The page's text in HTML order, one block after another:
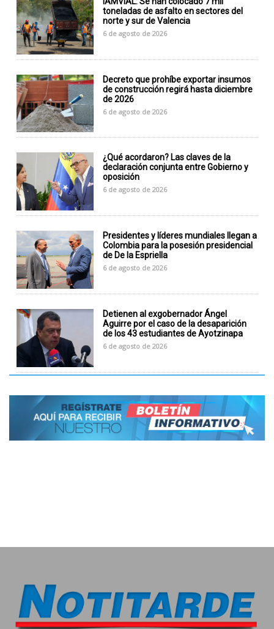
toneladas de asfalto en sectores del
norte y sur de Valencia
6 de agosto de 2026
Decreto que prohíbe exportar insumos
de construcción regirá hasta diciembre
de 2026
6 de agosto de 2026
¿Qué acordaron? Las claves de la
declaración conjunta entre Gobierno y
oposición
6 de agosto de 2026
Presidentes y líderes mundiales llegan a
Colombia para la posesión presidencial
de De la Espriella
6 de agosto de 2026
Detienen al exgobernador Ángel
Aguirre por el caso de la desaparición
de los 43 estudiantes de Ayotzinapa
6 de agosto de 2026